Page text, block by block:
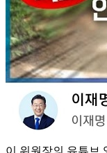
이 위원장의 유튜브